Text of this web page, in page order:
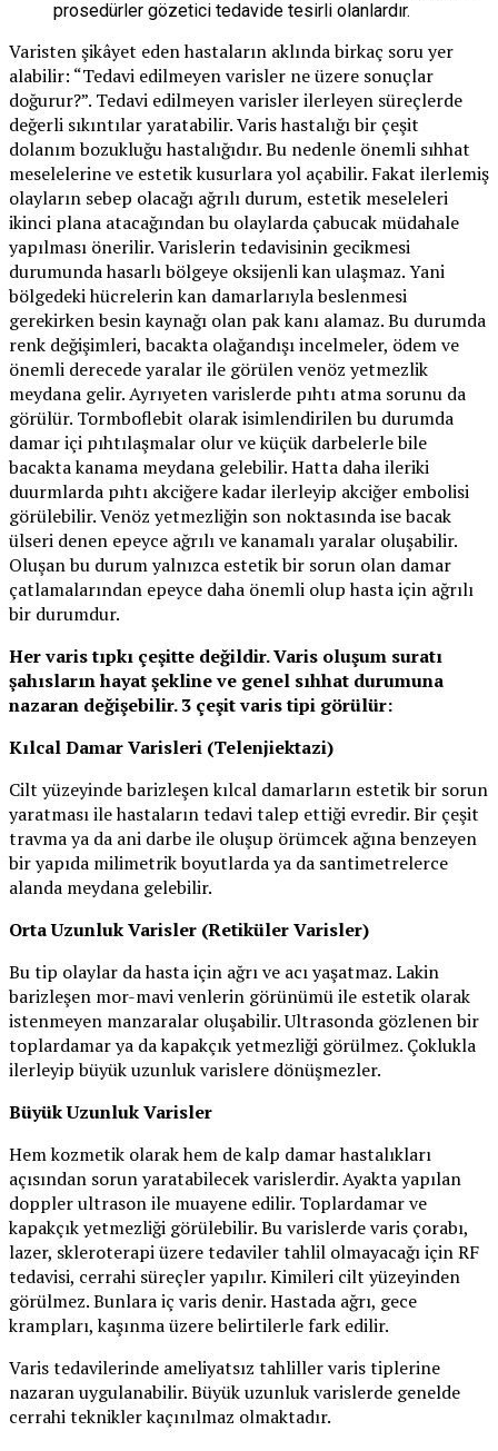
prosedürler gözetici tedavide tesirli olanlardır.
Varisten şikâyet eden hastaların aklında birkaç soru yer
alabilir: “Tedavi edilmeyen varisler ne üzere sonuçlar
doğurur?”. Tedavi edilmeyen varisler ilerleyen süreçlerde
değerli sıkıntılar yaratabilir. Varis hastalığı bir çeşit
dolanım bozukluğu hastalığıdır. Bu nedenle önemli sıhhat
meselelerine ve estetik kusurlara yol açabilir. Fakat ilerlemiş
olayların sebep olacağı ağrılı durum, estetik meseleleri
ikinci plana atacağından bu olaylarda çabucak müdahale
yapılması önerilir. Varislerin tedavisinin gecikmesi
durumunda hasarlı bölgeye oksijenli kan ulaşmaz. Yani
bölgedeki hücrelerin kan damarlarıyla beslenmesi
gerekirken besin kaynağı olan pak kanı alamaz. Bu durumda
renk değişimleri, bacakta olağandışı incelmeler, ödem ve
önemli derecede yaralar ile görülen venöz yetmezlik
meydana gelir. Ayrıyeten varislerde pıhtı atma sorunu da
görülür. Tormboflebit olarak isimlendirilen bu durumda
damar içi pıhtılaşmalar olur ve küçük darbelerle bile
bacakta kanama meydana gelebilir. Hatta daha ileriki
duurmlarda pıhtı akciğere kadar ilerleyip akciğer embolisi
görülebilir. Venöz yetmezliğin son noktasında ise bacak
ülseri denen epeyce ağrılı ve kanamalı yaralar oluşabilir.
Oluşan bu durum yalnızca estetik bir sorun olan damar
çatlamalarından epeyce daha önemli olup hasta için ağrılı
bir durumdur.
Her varis tıpkı çeşitte değildir. Varis oluşum suratı
şahısların hayat şekline ve genel sıhhat durumuna
nazaran değişebilir. 3 çeşit varis tipi görülür:
Kılcal Damar Varisleri (Telenjiektazi)
Cilt yüzeyinde barizleşen kılcal damarların estetik bir sorun
yaratması ile hastaların tedavi talep ettiği evredir. Bir çeşit
travma ya da ani darbe ile oluşup örümcek ağına benzeyen
bir yapıda milimetrik boyutlarda ya da santimetrelerce
alanda meydana gelebilir.
Orta Uzunluk Varisler (Retiküler Varisler)
Bu tip olaylar da hasta için ağrı ve acı yaşatmaz. Lakin
barizleşen mor-mavi venlerin görünümü ile estetik olarak
istenmeyen manzaralar oluşabilir. Ultrasonda gözlenen bir
toplardamar ya da kapakçık yetmezliği görülmez. Çoklukla
ilerleyip büyük uzunluk varislere dönüşmezler.
Büyük Uzunluk Varisler
Hem kozmetik olarak hem de kalp damar hastalıkları
açısından sorun yaratabilecek varislerdir. Ayakta yapılan
doppler ultrason ile muayene edilir. Toplardamar ve
kapakçık yetmezliği görülebilir. Bu varislerde varis çorabı,
lazer, skleroterapi üzere tedaviler tahlil olmayacağı için RF
tedavisi, cerrahi süreçler yapılır. Kimileri cilt yüzeyinden
görülmez. Bunlara iç varis denir. Hastada ağrı, gece
krampları, kaşınma üzere belirtilerle fark edilir.
Varis tedavilerinde ameliyatsız tahliller varis tiplerine
nazaran uygulanabilir. Büyük uzunluk varislerde genelde
cerrahi teknikler kaçınılmaz olmaktadır.